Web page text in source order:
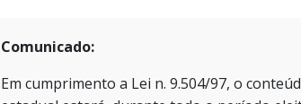
Comunicado:
Em cumprimento a Lei n. 9.504/97, o